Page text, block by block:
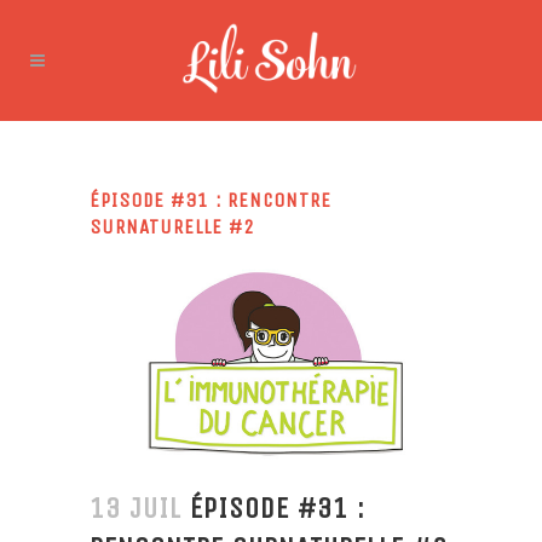
ÉPISODE #31 : RENCONTRE
SURNATURELLE #2
13 JUIL ÉPISODE #31 :